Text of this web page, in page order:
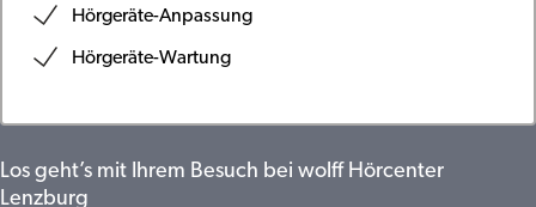
Hörgeräte-Anpassung
Hörgeräte-Wartung
Los geht’s mit Ihrem Besuch bei wolff Hörcenter
Lenzburg